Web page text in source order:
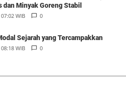
dan Minyak Goreng Stabil
WIB 0
Sejarah yang Tercampakkan
WIB 0